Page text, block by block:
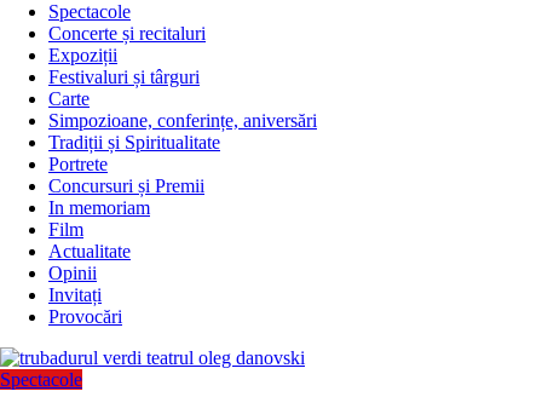
Spectacole
Concerte și recitaluri
Expoziții
Festivaluri și târguri
Carte
Simpozioane, conferințe, aniversări
Tradiții și Spiritualitate
Portrete
Concursuri și Premii
In memoriam
Film
Actualitate
Opinii
Invitați
Provocări
Spectacole